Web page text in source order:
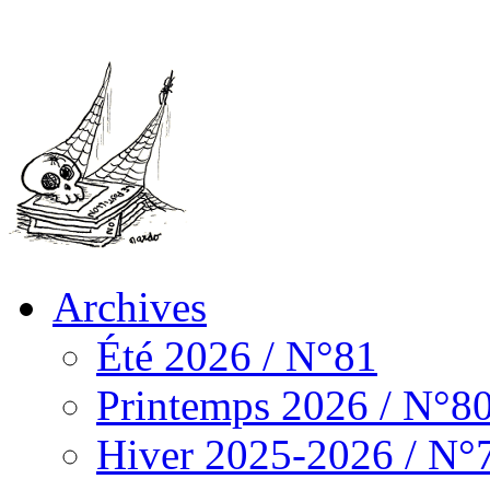
Archives
Été 2026 / N°81
Printemps 2026 /
Hiver 2025-2026 /